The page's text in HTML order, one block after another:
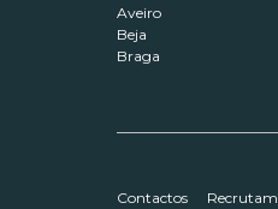
Aveiro
Beja
Braga
Contactos